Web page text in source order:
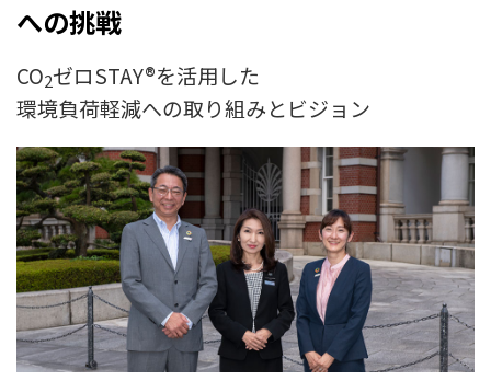
への挑戦
CO2ゼロSTAY®を活用した
環境負荷軽減への取り組みとビジョン